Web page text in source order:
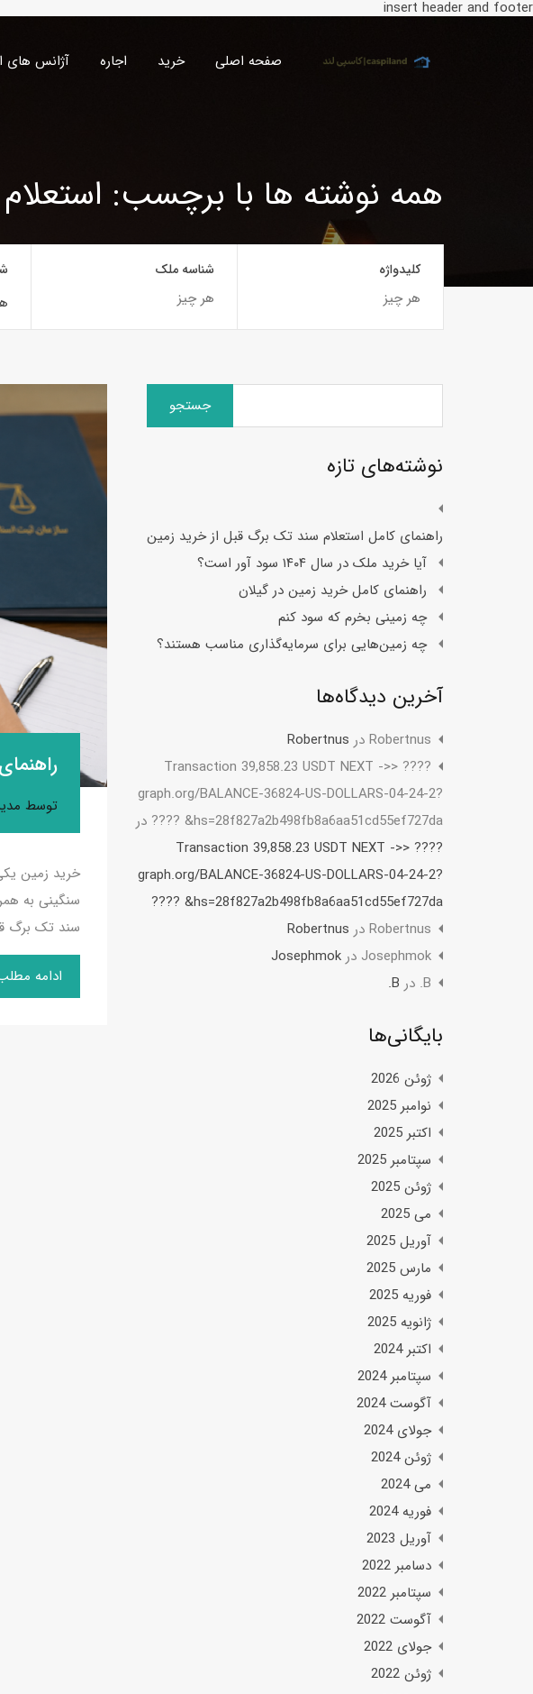
insert header and footer
صفحه اصلی خرید اجاره آژانس های
همه نوشته ها با برچسب:
کلیدواژه شناسه ملک
توسط
خرید زمین
سنگینی به
سند تک برگ
ادامه
جستجو
برای:
نوشته‌های تازه
راهنمای کامل استعلام سند تک برگ قبل از خرید زمین
آیا خرید ملک در سال ۱۴۰۴ سود آور است؟
راهنمای کامل خرید زمین در گیلان
چه زمینی بخرم که سود کنم
چه زمین‌هایی برای سرمایه‌گذاری مناسب هستند؟
آخرین دیدگاه‌ها
Robertnus در Robertnus
???? Transaction 39,858.23 USDT NEXT ->>
graph.org/BALANCE-36824-US-DOLLARS-04-24-2?
hs=28f827a2b498fb8a6aa51cd55ef727da& ????
در
???? Transaction 39,858.23 USDT NEXT ->>
graph.org/BALANCE-36824-US-DOLLARS-04-24-2?
hs=28f827a2b498fb8a6aa51cd55ef727da& ????
Robertnus در Robertnus
Josephmok درJosephmok
B. در B.
بایگانی‌ها
ژوئن 2026
نوامبر 2025
اکتبر 2025
سپتامبر 2025
ژوئن 2025
می 2025
آوریل 2025
مارس 2025
فوریه 2025
ژانویه 2025
اکتبر 2024
سپتامبر 2024
آگوست 2024
جولای 2024
ژوئن 2024
می 2024
فوریه 2024
آوریل 2023
دسامبر 2022
سپتامبر 2022
آگوست 2022
جولای 2022
ژوئن 2022